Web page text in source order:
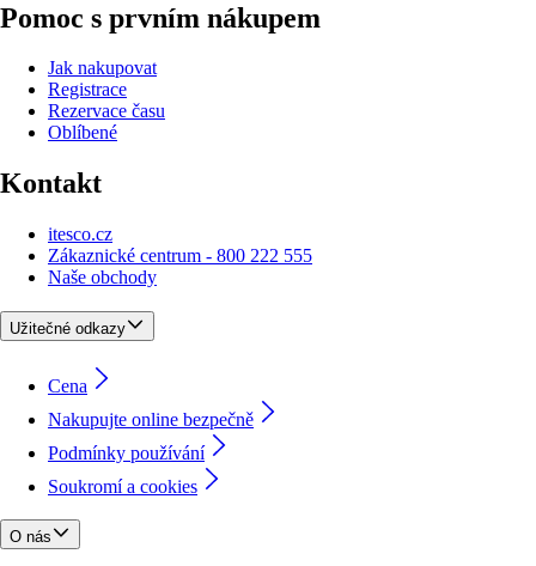
Pomoc s prvním nákupem
Jak nakupovat
Registrace
Rezervace času
Oblíbené
Kontakt
itesco.cz
Zákaznické centrum - 800 222 555
Naše obchody
Užitečné odkazy
Cena
Nakupujte online bezpečně
Podmínky používání
Soukromí a cookies
O nás